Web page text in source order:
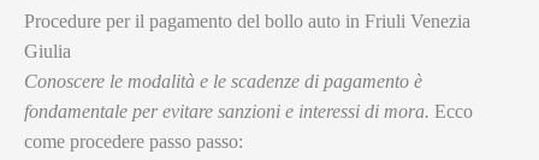
Procedure per il pagamento del bollo auto in Friuli Venezia
Giulia
Conoscere le modalità e le scadenze di pagamento è
fondamentale per evitare sanzioni e interessi di mora. Ecco
come procedere passo passo: